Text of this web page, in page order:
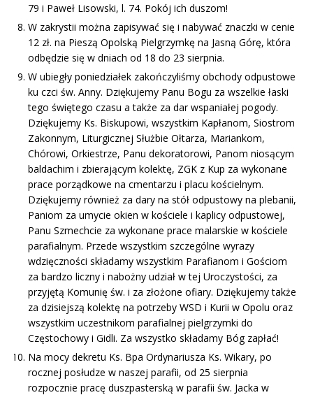
79 i Paweł Lisowski, l. 74. Pokój ich duszom!
W zakrystii można zapisywać się i nabywać znaczki w cenie
12 zł. na Pieszą Opolską Pielgrzymkę na Jasną Górę, która
odbędzie się w dniach od 18 do 23 sierpnia.
W ubiegły poniedziałek zakończyliśmy obchody odpustowe
ku czci św. Anny. Dziękujemy Panu Bogu za wszelkie łaski
tego świętego czasu a także za dar wspaniałej pogody.
Dziękujemy Ks. Biskupowi, wszystkim Kapłanom, Siostrom
Zakonnym, Liturgicznej Służbie Ołtarza, Mariankom,
Chórowi, Orkiestrze, Panu dekoratorowi, Panom niosącym
baldachim i zbierającym kolektę, ZGK z Kup za wykonane
prace porządkowe na cmentarzu i placu kościelnym.
Dziękujemy również za dary na stół odpustowy na plebanii,
Paniom za umycie okien w kościele i kaplicy odpustowej,
Panu Szmechcie za wykonane prace malarskie w kościele
parafialnym. Przede wszystkim szczególne wyrazy
wdzięczności składamy wszystkim Parafianom i Gościom
za bardzo liczny i nabożny udział w tej Uroczystości, za
przyjętą Komunię św. i za złożone ofiary. Dziękujemy także
za dzisiejszą kolektę na potrzeby WSD i Kurii w Opolu oraz
wszystkim uczestnikom parafialnej pielgrzymki do
Częstochowy i Gidli. Za wszystko składamy Bóg zapłać!
Na mocy dekretu Ks. Bpa Ordynariusza Ks. Wikary, po
rocznej posłudze w naszej parafii, od 25 sierpnia
rozpocznie pracę duszpasterską w parafii św. Jacka w